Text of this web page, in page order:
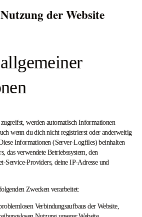
der Website
werden automatisch Informationen
wenn du dich nicht registrierst oder anderweitig
Informationen (Server-Logfiles) beinhalten
das verwendete Betriebssystem, den
Service-Providers, deine IP-Adresse und
Zwecken verarbeitet:
Verbindungsaufbaus der Website,